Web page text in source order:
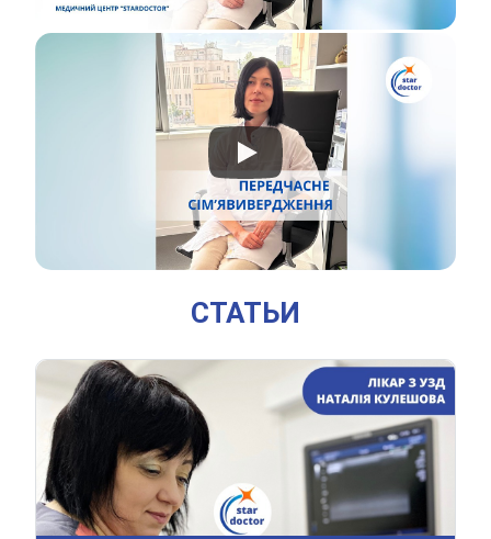
СТАТЬИ